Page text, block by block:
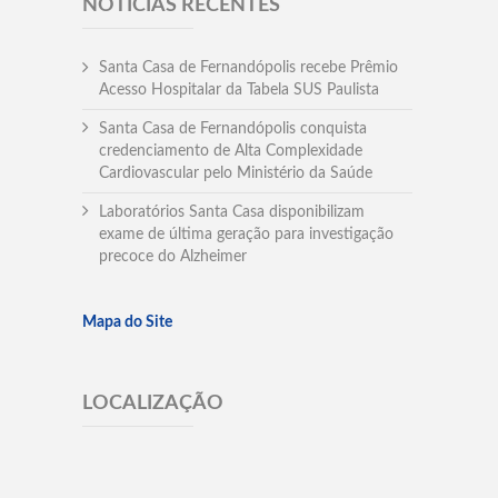
NOTÍCIAS RECENTES
Santa Casa de Fernandópolis recebe Prêmio
Acesso Hospitalar da Tabela SUS Paulista
Santa Casa de Fernandópolis conquista
credenciamento de Alta Complexidade
Cardiovascular pelo Ministério da Saúde
Laboratórios Santa Casa disponibilizam
exame de última geração para investigação
precoce do Alzheimer
Mapa do Site
LOCALIZAÇÃO